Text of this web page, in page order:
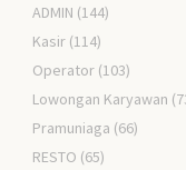
ADMIN (144)
Kasir (114)
Operator (103)
Lowongan Karyawan
Pramuniaga (66)
RESTO (65)